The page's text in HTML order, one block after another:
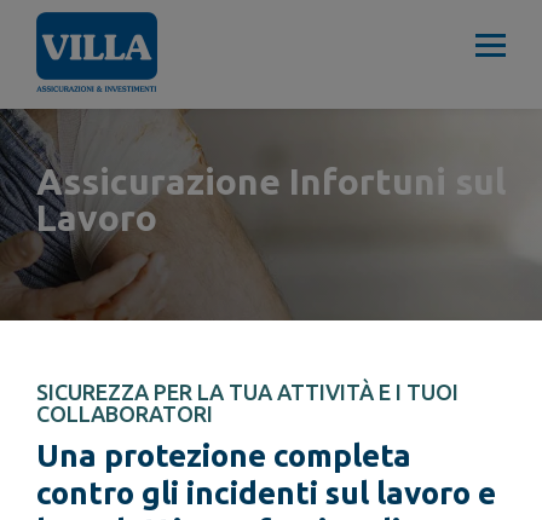
Assicurazione Infortuni sul
Lavoro
SICUREZZA PER LA TUA ATTIVITÀ E I TUOI
COLLABORATORI
Una protezione completa
contro gli incidenti sul lavoro e